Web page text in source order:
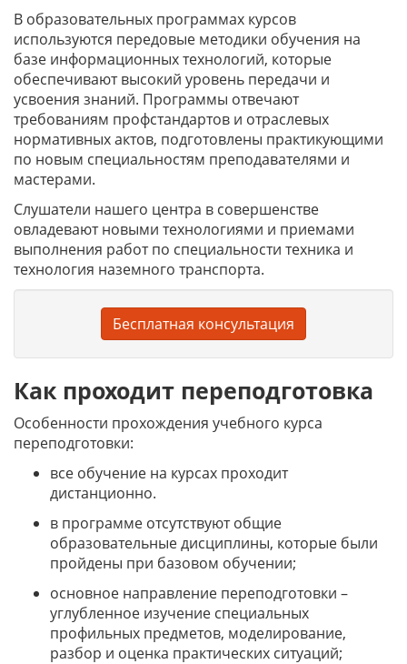
В образовательных программах курсов
используются передовые методики обучения на
базе информационных технологий, которые
обеспечивают высокий уровень передачи и
усвоения знаний. Программы отвечают
требованиям профстандартов и отраслевых
нормативных актов, подготовлены практикующими
по новым специальностям преподавателями и
мастерами.
Слушатели нашего центра в совершенстве
овладевают новыми технологиями и приемами
выполнения работ по специальности техника и
технология наземного транспорта.
Бесплатная консультация
Как проходит переподготовка
Особенности прохождения учебного курса
переподготовки:
все обучение на курсах проходит
дистанционно.
в программе отсутствуют общие
образовательные дисциплины, которые были
пройдены при базовом обучении;
основное направление переподготовки –
углубленное изучение специальных
профильных предметов, моделирование,
разбор и оценка практических ситуаций;